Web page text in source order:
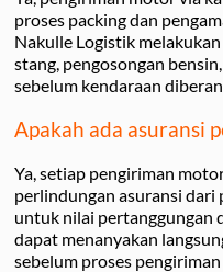
proses packing dan
Nakulle Logistik
stang, pengosongan
sebelum kendaraan
Apakah ada asuransi
Ya, setiap pengiriman
perlindungan asuransi dari
untuk nilai pertanggungan
dapat menanyakan
sebelum proses pengiriman